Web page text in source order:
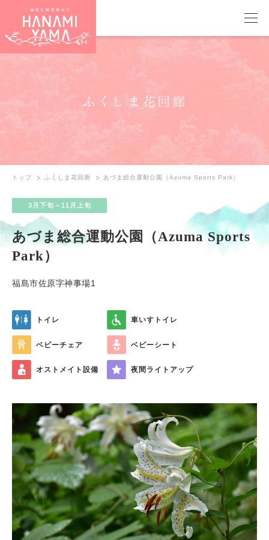
ふくしま花回廊
トップ ふくしま花回廊 あづま総合運動公園（Azuma Sports Park）
3月下旬～11月上旬
あづま総合運動公園（Azuma Sports
Park）
福島市佐原字神事場1
トイレ 車いすトイレ
ベビーチェア ベビーシート
オストメイト設備 夜間ライトアップ